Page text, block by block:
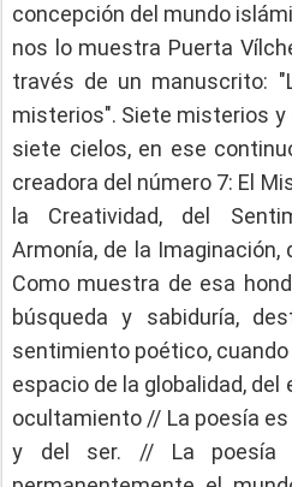
concepción del mundo
nos lo muestra Puerta
través de un manuscrito:
misterios". Siete misterios
siete cielos, en ese
creadora del número 7: El
la Creatividad, del
Armonía, de la Imaginación,
Como muestra de esa
búsqueda y sabiduría,
sentimiento poético, cuando
espacio de la globalidad, del
ocultamiento // La poesía
y del ser. // La poesía